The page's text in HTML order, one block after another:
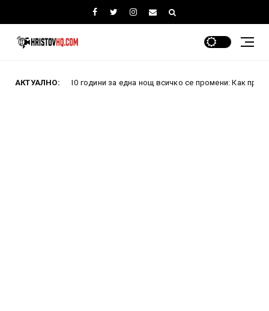
АКТУАЛНО:
10 години за една нощ всичко се промени: Как проваленият